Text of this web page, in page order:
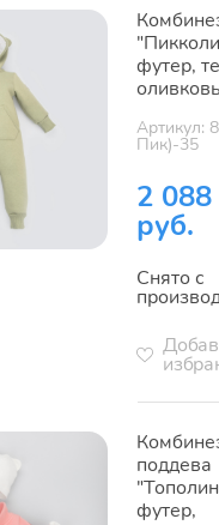
футер,
Артикул:
Пик)-35
2 088
руб.
Снято с
поддева
футер,